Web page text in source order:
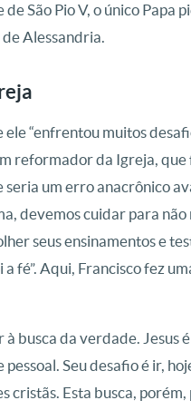
São Pio V, o único Papa
Alessandria.
ele “enfrentou muitos
reformador da Igreja, que
um erro anacrônico
devemos cuidar para
seus ensinamentos e
fé”. Aqui, Francisco fez
busca da verdade. Jesus
Seu desafio é ir,
cristãs. Esta busca,